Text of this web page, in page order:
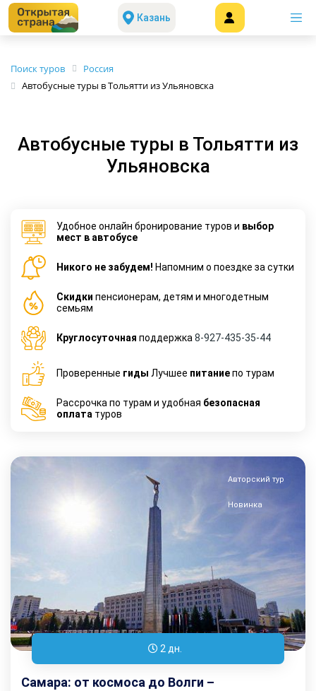
Казань
Поиск туров
Россия
Автобусные туры в Тольятти из Ульяновска
Автобусные туры в Тольятти из
Ульяновска
Удобное онлайн бронирование туров и выбор
мест в автобусе
Никого не забудем! Напомним о поездке за сутки
Cкидки пенсионерам, детям и многодетным
семьям
Круглосуточная поддержка 8-927-435-35-44
Проверенные гиды Лучшее питаниепо турам
Рассрочка по турам и удобная безопасная
оплата туров
Авторский тур
Новинка
2 дн.
Самара: от космоса до Волги –